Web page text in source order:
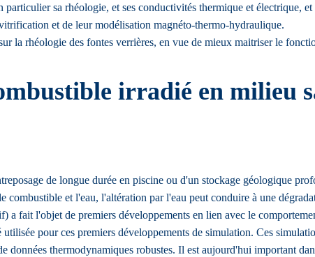
sa rhéologie, et ses conductivités thermique et électrique,
et de leur modélisation magnéto-thermo-hydraulique.
la rhéologie des fontes verrières, en vue de mieux maitriser le
irradié en milieu
de longue durée en piscine ou d'un stockage géologique
et l'eau, l'altération par l'eau peut conduire à une
fait l'objet de premiers développements en lien avec le
pour ces premiers développements de simulation. Ces
données thermodynamiques robustes. Il est aujourd'hui important